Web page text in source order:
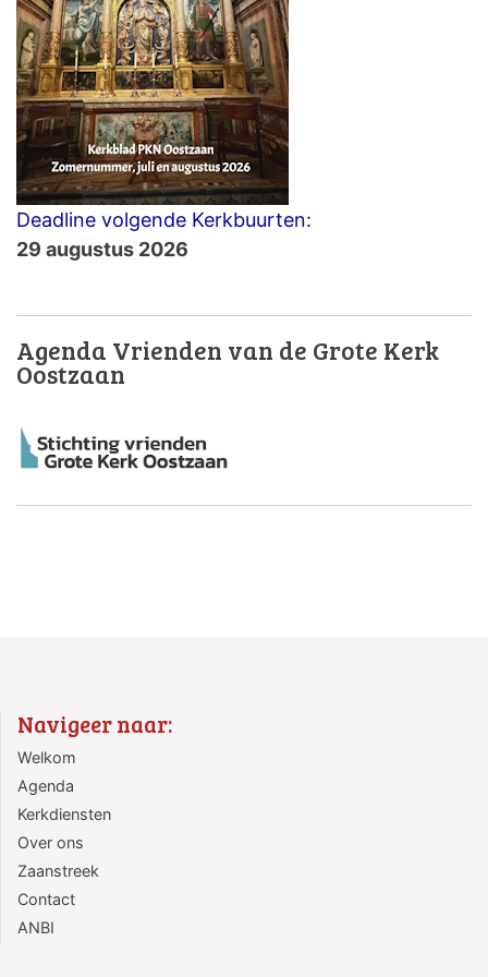
Deadline volgende Kerkbuurten:
29 augustus 2026
Agenda Vrienden van de Grote Kerk
Oostzaan
Navigeer naar:
Welkom
Agenda
Kerkdiensten
Over ons
Zaanstreek
Contact
ANBI